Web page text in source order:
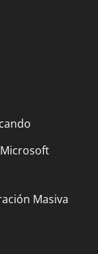
Masiva